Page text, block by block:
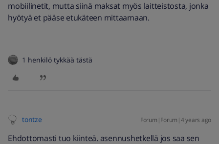
mobiilinetit, mutta siinä maksat myös laitteistosta, jonka
hyötyä et pääse etukäteen mittaamaan.
1 henkilö tykkää tästä
tontze Forum|Forum|4 years ago
Ehdottomasti tuo kiinteä. asennushetkellä jos saa sen